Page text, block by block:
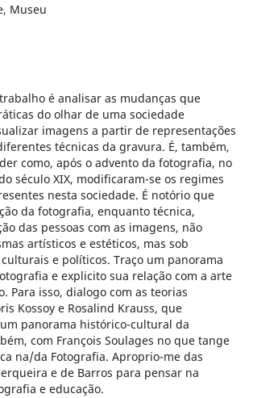
Museu
é analisar as mudanças que
do olhar de uma sociedade
imagens a partir de representações
técnicas da gravura. É, também,
como, após o advento da fotografia, no
século XIX, modificaram-se os regimes
nesta sociedade. É notório que
da fotografia, enquanto técnica,
das pessoas com as imagens, não
artísticos e estéticos, mas sob
e políticos. Traço um panorama
e explicito sua relação com a arte
Para isso, dialogo com as teorias
Kossoy e Rosalind Krauss, que
panorama histórico-cultural da
com François Soulages no que tange
na/da Fotografia. Aproprio-me das
e de Barros para pensar na
e educação.